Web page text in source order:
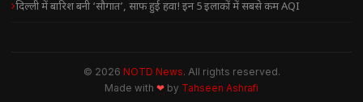
दिल्ली में बारिश बनी ‘सौगात’, साफ हुई हवा! इन 5 इलाकों में सबसे कम AQI
© 2026 NOTD News. All rights reserved.
Made with ❤ by Tahseen Ashrafi